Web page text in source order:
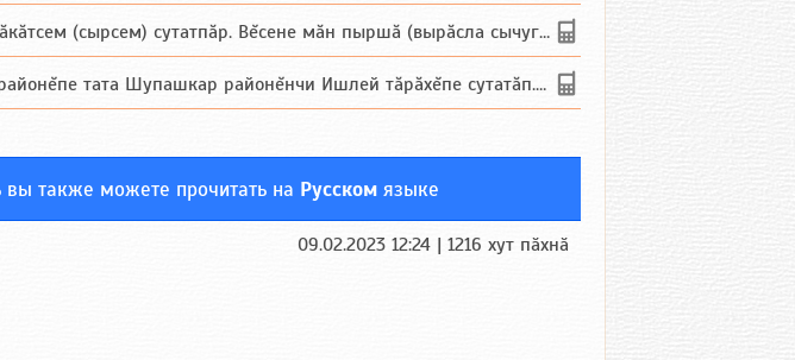
(сырсем) сутатпăр. Вĕсене мăн пыршă (вырăсла сычуг) ...
тата Шупашкар районĕнчи Ишлей тăрăхĕпе сутатăп. Ха...
вы также можете прочитать на Русском языке
09.02.2023 12:24 | 1216 хут пӑхнӑ